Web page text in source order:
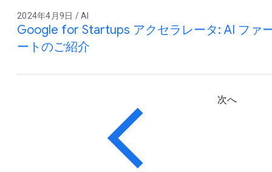
2024年4月9日 / AI
Google for Startups アクセラレータ: AI ファ
ートのご紹介
次へ